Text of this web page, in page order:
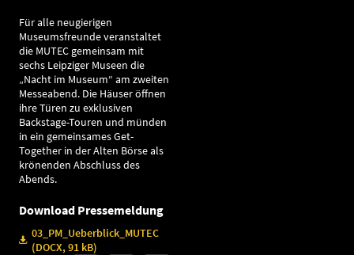
Für alle neugierigen
Museumsfreunde veranstaltet
die MUTEC gemeinsam mit
sechs Leipziger Museen die
„Nacht im Museum“ am zweiten
Messeabend. Die Häuser öffnen
ihre Türen zu exklusiven
Backstage-Touren und münden
in ein gemeinsames Get-
Together in der Alten Börse als
krönenden Abschluss des
Abends.
Download Pressemeldung
03_PM_Ueberblick_MUTEC
(DOCX, 91 kB)